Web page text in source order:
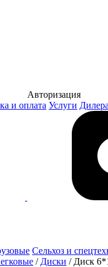
Авторизация
и оплата Услуги
Сельхоз и
/ Диски / Диск